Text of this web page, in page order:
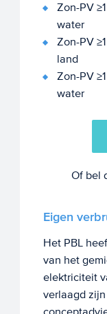
Zon-PV
water
Zon-PV
land
Zon-PV
water
Of bel
Eigen
Het PBL
van het
elektriciteit
verlaagd